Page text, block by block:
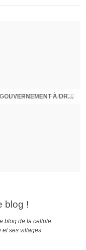
LES MENSONGES D'ETAT CONTINUENT AVEC LE NOUVEAU GOUVERNEMENT À DROITE TOUTE MACRON/BARNIER!
blog !
blog de la cellule
et ses villages